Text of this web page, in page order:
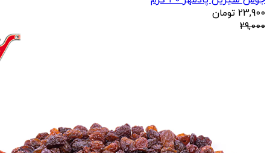
23,900 تومان
29,000